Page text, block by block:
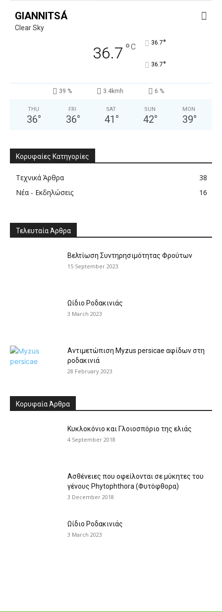
GIANNITSÁ
Clear Sky
36.7 °C 36.7°
36.7°
39 % 3.4kmh 6 %
THU
36°
FRI
36°
SAT
41 °
SUN
42°
MON
39°
Κορυφαίες Κατηγορίες
Τεχνικά Άρθρα
38
Νέα - Εκδηλώσεις
16
Τελευταία Άρθρα
Βελτίωση Συντηρησιμότητας Φρούτων
15 September 2023
Ωίδιο Ροδακινιάς
3 March 2023
Αντιμετώπιση Myzus persicae αφίδων στη
ροδακινιά
28 February 2023
Κορυφαία Άρθρα
Κυκλοκόνιο και Γλοιοσπόριο της ελιάς
4 September 2018
Ασθένειες που οφείλονται σε μύκητες του
γένους Phytophthora (Φυτόφθορα)
3 December 2018
Ωίδιο Ροδακινιάς
3 March 2023